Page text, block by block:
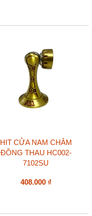
HIT CỬA NAM CHÂM
ĐỒNG THAU HC002-
7102SU
408.000 ₫